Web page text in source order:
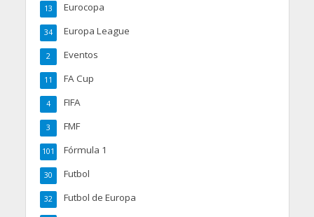
Eurocopa
13
Europa League
34
Eventos
2
FA Cup
11
FIFA
4
FMF
3
Fórmula 1
101
Futbol
30
Futbol de Europa
32